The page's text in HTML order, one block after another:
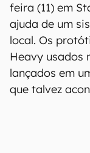
feira (11) em
ajuda de um
local. Os
Heavy usados
lançados em
que talvez